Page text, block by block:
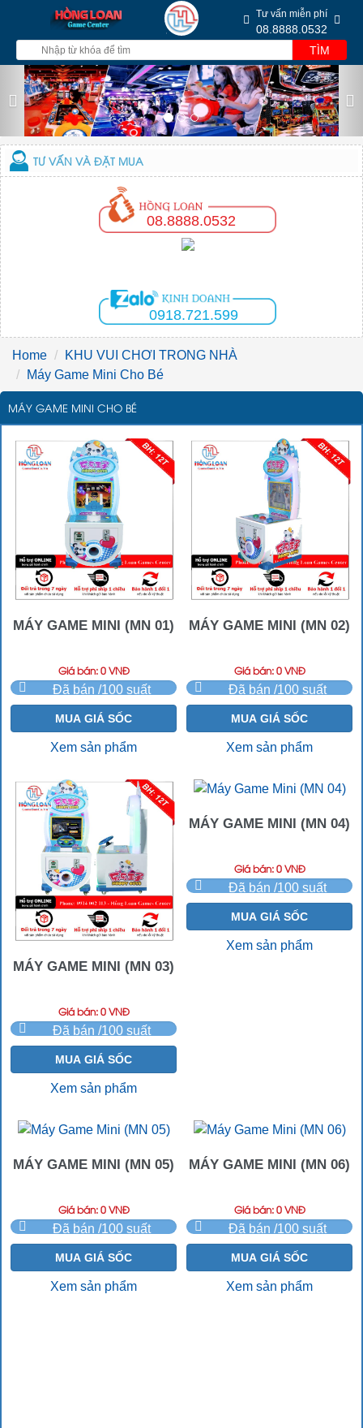
Tư vấn miễn phí
08.8888.0532
TÌM
Previous
TƯ VẤN VÀ ĐẶT MUA
08.8888.0532
0918.721.599
Home
KHU VUI CHƠI TRONG NHÀ
Máy Game Mini Cho Bé
MÁY GAME MINI CHO BÉ
MÁY GAME MINI (MN 01)
Giá bán: 0 VNĐ
Đã bán /100 suất
MUA GIÁ SỐC
Xem sản phẩm
MÁY GAME MINI (MN 02)
Giá bán: 0 VNĐ
Đã bán /100 suất
MUA GIÁ SỐC
Xem sản phẩm
MÁY GAME MINI (MN 03)
Giá bán: 0 VNĐ
Đã bán /100 suất
MUA GIÁ SỐC
Xem sản phẩm
MÁY GAME MINI (MN 04)
Giá bán: 0 VNĐ
Đã bán /100 suất
MUA GIÁ SỐC
Xem sản phẩm
MÁY GAME MINI (MN 05)
Giá bán: 0 VNĐ
Đã bán /100 suất
MUA GIÁ SỐC
Xem sản phẩm
MÁY GAME MINI (MN 06)
Giá bán: 0 VNĐ
Đã bán /100 suất
MUA GIÁ SỐC
Xem sản phẩm